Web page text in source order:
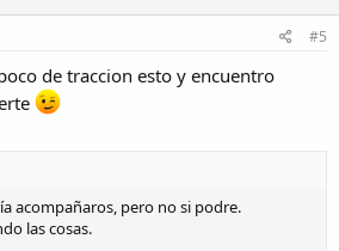
#5
de traccion esto y encuentro
acompañaros, pero no si podre.
las cosas.